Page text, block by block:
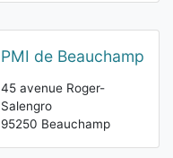
PMI de Beauchamp
45 avenue Roger-
Salengro
95250 Beauchamp